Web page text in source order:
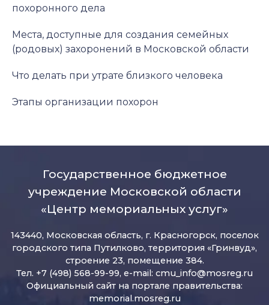
похоронного дела
Места, доступные для создания семейных
(родовых) захоронений в Московской области
Что делать при утрате близкого человека
Этапы организации похорон
Государственное бюджетное
учреждение Московской области
«Центр мемориальных услуг»
143440, Московская область, г. Красногорск, поселок
городского типа Путилково, территория «Гринвуд»,
строение 23, помещение 384.
Тел. +7 (498) 568-99-99, e-mail: cmu_info@mosreg.ru
Официальный сайт на портале правительства:
memorial.mosreg.ru